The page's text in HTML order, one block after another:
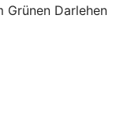
Grünen Darlehen